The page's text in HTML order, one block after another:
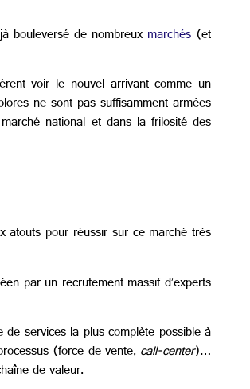
bouleversé de nombreux marchés (et
voir le nouvel arrivant comme un
ne sont pas suffisamment armées
national et dans la frilosité des
atouts pour réussir sur ce marché très
par un recrutement massif d’experts
services la plus complète possible à
(force de vente,call-center)…
de valeur.